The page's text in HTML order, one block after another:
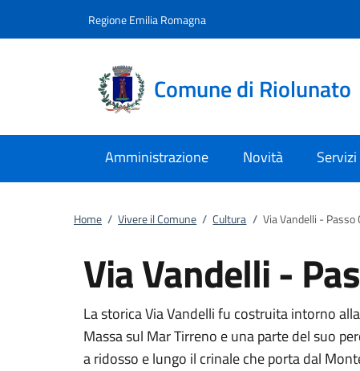
Regione Emilia Romagna
Comune di Riolunato
Amministrazione Novità Servizi
Home / Vivere il Comune / Cultura / Via Vandelli - Passo
Via Vandelli -
La storica Via Vandelli fu costruita intorno
Massa sul Mar Tirreno e una parte del suo
a ridosso e lungo il crinale che porta dal